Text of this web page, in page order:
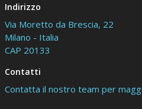
Indirizzo
Via Moretto da Brescia, 22
Milano - Italia
CAP 20133
Contatti
Contatta il nostro team per